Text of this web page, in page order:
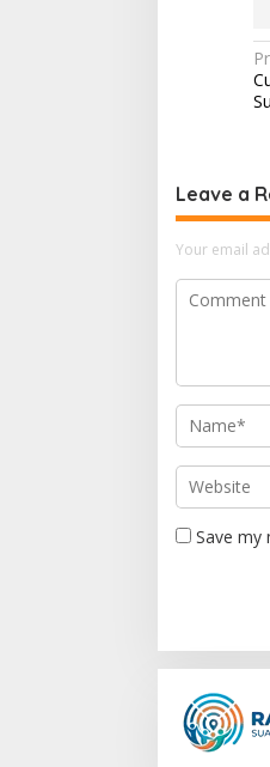
v
i
t
Leave a
Your email
Save my